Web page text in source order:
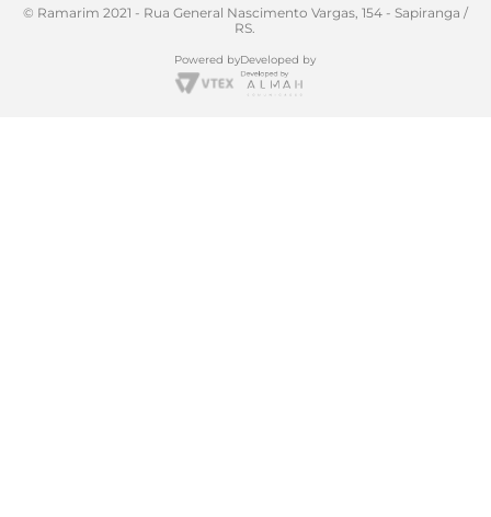
© Ramarim 2021 - Rua General Nascimento Vargas, 154 - Sapiranga /
RS.
Powered byDeveloped by